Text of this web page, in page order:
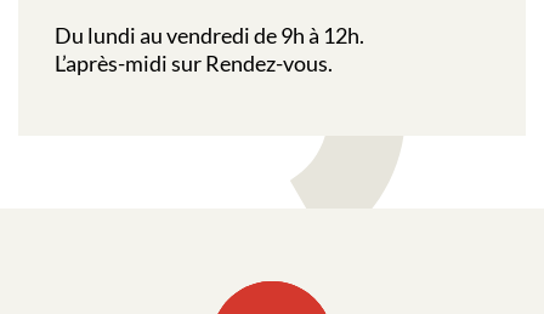
Du lundi au vendredi de 9h à 12h.
L’après-midi sur Rendez-vous.